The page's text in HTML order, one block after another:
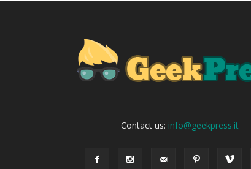
Contact us: info@geekpress.it